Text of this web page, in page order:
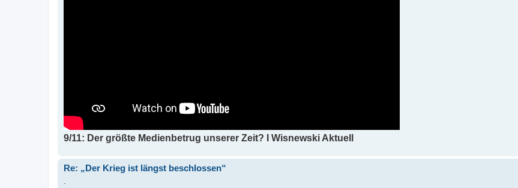
9/11: Der größte Medienbetrug unserer Zeit? I Wisnewski Aktuell
Re: „Der Krieg ist längst beschlossen“
.